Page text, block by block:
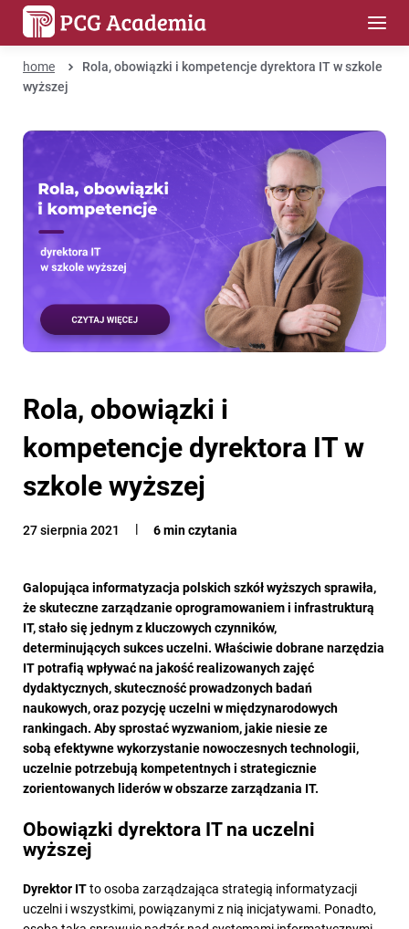
home
Rola, obowiązki i kompetencje dyrektora IT w szkole
wyższej
Rola, obowiązki i
kompetencje dyrektora IT w
szkole wyższej
27 sierpnia 2021 6 min czytania
Galopująca informatyzacja polskich szkół wyższych sprawiła,
że skuteczne zarządzanie oprogramowaniem i infrastrukturą
IT, stało się jednym z kluczowych czynników,
determinujących sukces uczelni. Właściwie dobrane narzędzia
IT potrafią wpływać na jakość realizowanych zajęć
dydaktycznych, skuteczność prowadzonych badań
naukowych, oraz pozycję uczelni w międzynarodowych
rankingach. Aby sprostać wyzwaniom, jakie niesie ze
sobą efektywne wykorzystanie nowoczesnych technologii,
uczelnie potrzebują kompetentnych i strategicznie
zorientowanych liderów w obszarze zarządzania IT.
Obowiązki dyrektora IT na uczelni
wyższej
Dyrektor ITto osoba zarządzająca strategią informatyzacji
uczelni i wszystkimi, powiązanymi z nią inicjatywami. Ponadto,